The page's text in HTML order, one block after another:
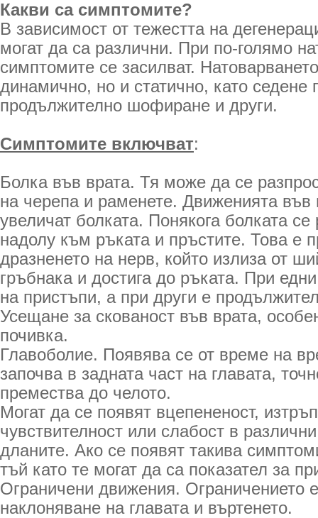
Какви са симптомите?
В зависимост от тежестта на
могат да са различни. При по-голямо
симптомите се засилват.
динамично, но и статично, като седене
продължително шофиране и други.
Симптомите включват:
Болка във врата. Тя може да се
на черепа и раменете. Движенията във
увеличат болката. Понякога болката се
надолу към ръката и пръстите. Това е
дразненето на нерв, който излиза от
гръбнака и достига до ръката. При
на пристъпи, а при други е
Усещане за скованост във врата,
почивка.
Главоболие. Появява се от време на
започва в задната част на главата,
премества до челото.
Могат да се появят вцепененост,
чувствителност или слабост в
дланите. Ако се появят такива
тъй като те могат да са показател за
Ограничени движения. Ограничението
наклоняване на главата и въртенето.